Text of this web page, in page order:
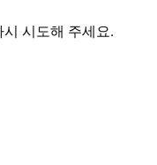
시도해 주세요.